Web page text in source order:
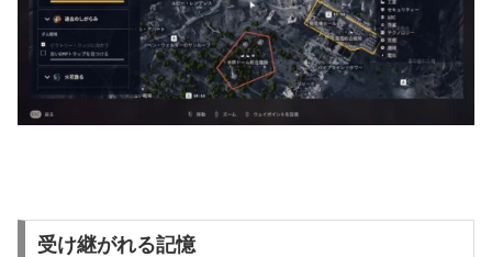
受け継がれる記憶